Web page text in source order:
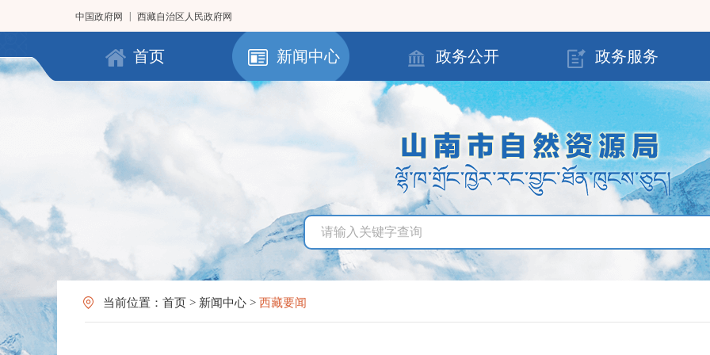
中国政府网 西藏自治区人民政府网
首页 新闻中心 政务公开 政务服务
当前位置： 首页 > 新闻中心 > 西藏要闻